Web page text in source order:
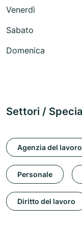
Venerdì
Sabato
Domenica
Settori /
Agenzia del lavoro
Personale
Diritto del lavoro